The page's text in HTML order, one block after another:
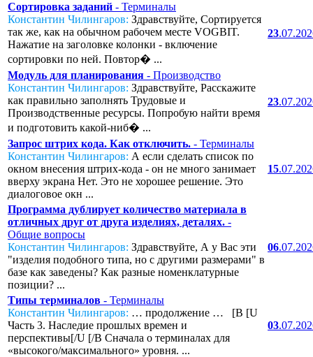
Сортировка заданий - Терминалы
Константин Чилингаров: Здравствуйте, Сортируется
так же, как на обычном рабочем месте VOGBIT.
Нажатие на заголовке колонки - включение
сортировки по ней. Повтор� ...
23
Модуль для планирования - Производство
Константин Чилингаров: Здравствуйте, Расскажите
как правильно заполнять Трудовые и
Производственные ресурсы. Попробую найти время
и подготовить какой-ниб� ...
23
Запрос штрих кода. Как отключить. - Терминалы
Константин Чилингаров: А если сделать список по
окном внесения штрих-кода - он не много занимает
вверху экрана Нет. Это не хорошее решение. Это
диалоговое окн ...
15
Программа дублирует количество материала в
отличных друг от друга изделиях, деталях. -
Общие вопросы
Константин Чилингаров: Здравствуйте, А у Вас эти
"изделия подобного типа, но с другими размерами" в
базе как заведены? Как разные номенклатурные
позиции? ...
06
Типы терминалов - Терминалы
Константин Чилингаров: … продолжение … [B [U
Часть 3. Наследие прошлых времен и
перспективы[/U [/B Сначала о терминалах для
«высокого/максимального» уровня. ...
03